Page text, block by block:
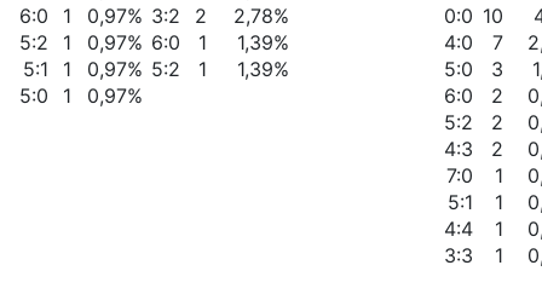
6:0
1
0,97%
5:2
1
0,97%
5:1
1
0,97%
5:0
1 0,97%
3:2
2
2,78%
6:0
1
1,39%
5:2
1 1,39%
0:0 10
4:0
7
5:0
3
6:0
2
5:2
2
4:3
2
7:0
1
5:1
1
4:4
1
3:3
1